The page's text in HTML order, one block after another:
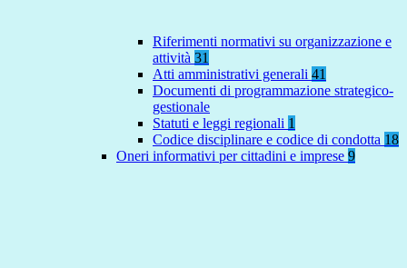
Riferimenti normativi su organizzazione e
attività 31
Atti amministrativi generali 41
Documenti di programmazione strategico-
gestionale
Statuti e leggi regionali 1
Codice disciplinare e codice di condotta 18
Oneri informativi per cittadini e imprese 9